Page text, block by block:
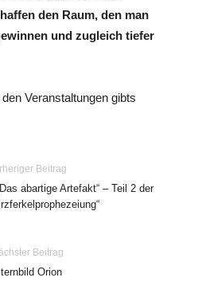
den Raum, den man
und zugleich tiefer
Veranstaltungen gibts
Beitrag
abartige Artefakt“ – Teil 2 der
Beitrag
Orion